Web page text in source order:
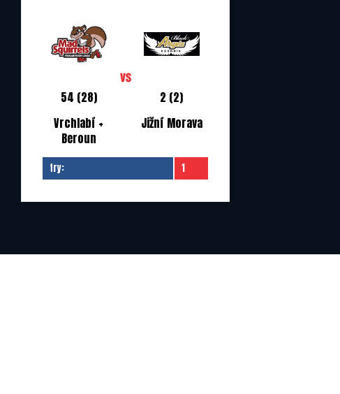
54 (28)
Vrchlabí +
Beroun
2 (2)
Jižní Morava
try: 1